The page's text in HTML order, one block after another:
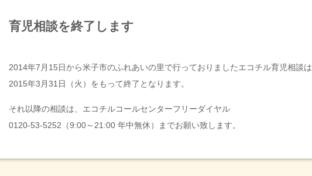
育児相談を終了します
2014年7月15日から米子市のふれあいの里で行っておりましたエコチル育児相談は
2015年3月31日（火）をもって終了となります。
それ以降の相談は、エコチルコールセンターフリーダイヤル
0120-53-5252（9:00～21:00 年中無休）までお願い致します。